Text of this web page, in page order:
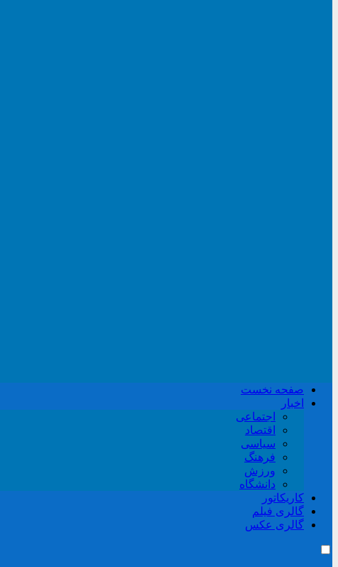
صفحه نخست
اخبار
اجتماعی
اقتصاد
سیاسی
فرهنگ
ورزش
دانشگاه
کاریکاتور
گالری فیلم
گالری عکس